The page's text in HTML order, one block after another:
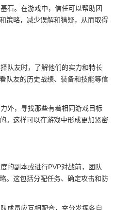
石。在游戏中，信任可以帮助团
策略，减少误解和猜疑，从而取得
队友时，了解他们的实力和特长
队友的历史战绩、装备和技能等信
外，寻找那些有着相同游戏目标
。这样可以在游戏中形成更加紧密
的副本或进行PVP对战前，团队
。这包括分配任务、确定攻击和防
成员应互相配合，充分发挥各自